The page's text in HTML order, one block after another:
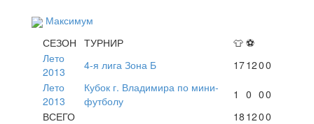
Максимум
СЕЗОН ТУРНИР 👕 ⚽
Лето
2013
4-я лига Зона Б 171200
Лето
2013
Кубок г. Владимира по мини-
футболу
1 0 00
ВСЕГО
18 1200